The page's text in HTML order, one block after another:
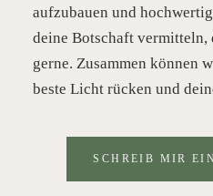
aufzubauen und
deine Botschaft vermitteln,
gerne. Zusammen können
beste Licht rücken und
SCHREIB MIR